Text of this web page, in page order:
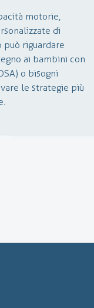
motorie,
di
può riguardare
ai bambini con
o bisogni
le strategie più
mininvasive e